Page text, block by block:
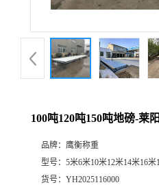
100吨120吨150吨地磅-莱
品牌： 鹰衡称重
型号： 5米6米10米12米14米16米
货号： YH2025116000